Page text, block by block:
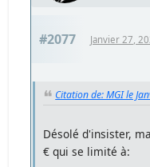
#2077 Janvier 27,
Citation de: MGI le
Désolé d'insister,
€ qui se limité à: